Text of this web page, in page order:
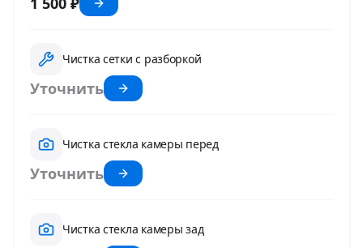
Чистка сетки с разборкой
Уточнить
Чистка стекла камеры перед
Уточнить
Чистка стекла камеры зад